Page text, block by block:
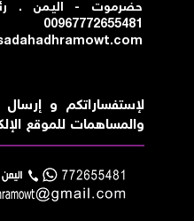
حضرموت - اليمن . رئيس
00967772655481
لإستفساراتكم و إرسال
والمساهمات للموقع